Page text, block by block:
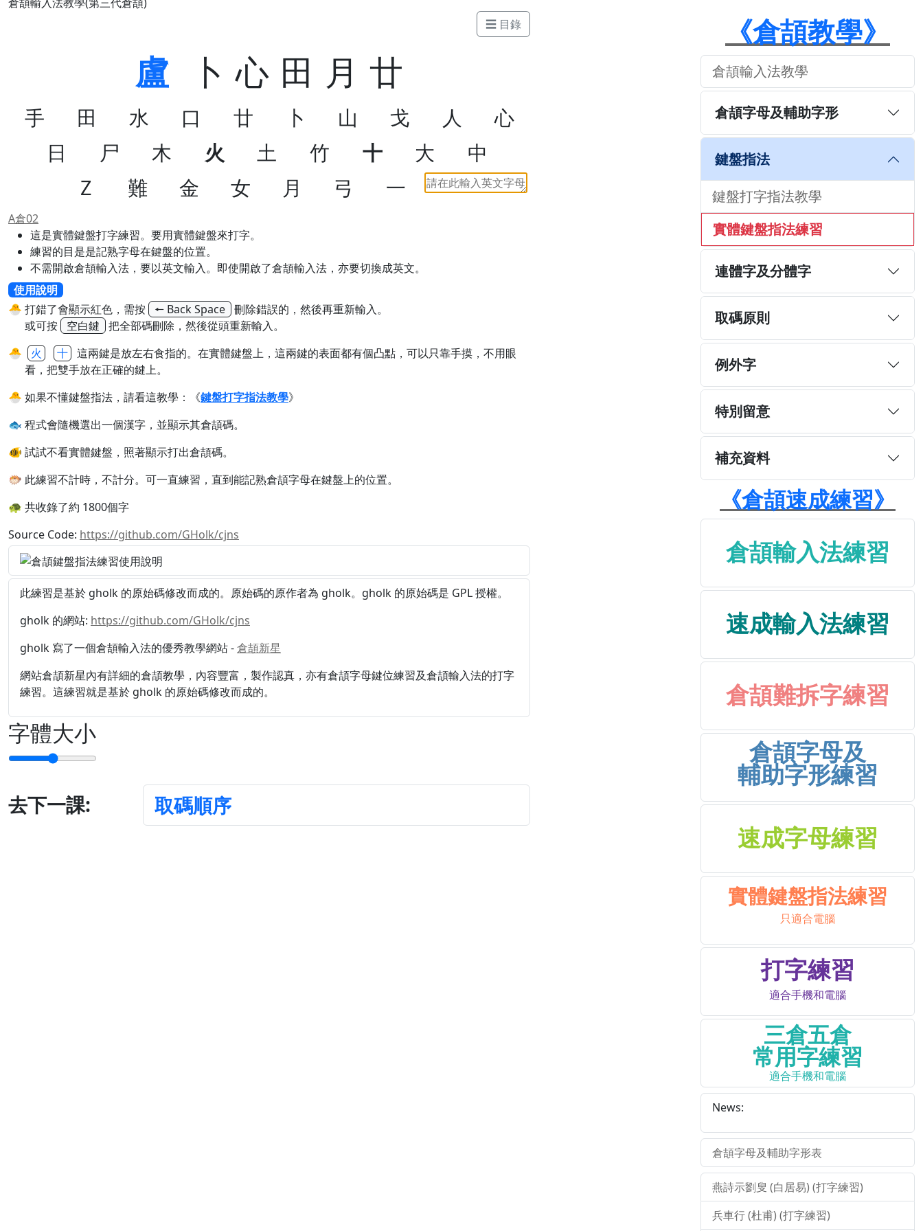
☰ 目錄
盧 卜 心 田 月 廿
手 田 水 口 廿 卜 山 戈 人
心
日
尸 木 火 土 竹 十 大
中
Z
難 金 女 月 弓 一
A倉02
這是實體鍵盤打字練習。要用實體鍵盤來打字。
練習的目是是記熟字母在鍵盤的位置。
不需開啟倉頡輸入法，要以英文輸入。即使開啟了倉頡輸入法，亦要切換成英文。
使用說明
🐣 打錯了會顯示紅色，需按 🠔 Back Space 刪除錯誤的，然後再重新輸入。
或可按
空白鍵
把全部碼刪除，然後從頭重新輸入。
🐣
火 十 這兩鍵是放左右食指的。在實體鍵盤上，這兩鍵的表面都有個凸點，可以只靠手摸，不用眼
看，把雙手放在正確的鍵上。
🐣 如果不懂鍵盤指法，請看這教學：《鍵盤打字指法教學》
🐟 程式會隨機選出一個漢字，並顯示其倉頡碼。
🐠 試試不看實體鍵盤，照著顯示打出倉頡碼。
🐡 此練習不計時，不計分。可一直練習，直到能記熟倉頡字母在鍵盤上的位置。
🐢 共收錄了約 1800個字
Source Code: https://github.com/GHolk/cjns
此練習是基於 gholk 的原始碼修改而成的。原始碼的原作者為 gholk。gholk 的原始碼是 GPL 授權。
gholk 的網站: https://github.com/GHolk/cjns
gholk 寫了一個倉頡輸入法的優秀教學網站 -倉頡新星
網站倉頡新星內有詳細的倉頡教學，內容豐富，製作認真，亦有倉頡字母鍵位練習及倉頡輸入法的打字
練習。這練習就是基於 gholk 的原始碼修改而成的。
字體大小
去下一課: 取碼順序
《倉頡教學》
倉頡輸入法教學
倉頡字母及輔助字形
鍵盤指法
鍵盤打字指法教學
實體鍵盤指法練習
連體字及分體字
取碼原則
例外字
特別留意
補充資料
《倉頡速成練習》
倉頡輸入法練習
速成輸入法練習
倉頡難拆字練習
倉頡字母及
輔助字形練習
速成字母練習
實體鍵盤指法練習
只適合電腦
打字練習
適合手機和電腦
三倉五倉
常用字練習
適合手機和電腦
News:
倉頡字母及輔助字形表
燕詩示劉叟 (白居易) (打字練習)
兵車行 (杜甫) (打字練習)